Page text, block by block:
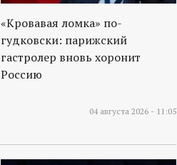
«Кровавая ломка» по-
гудковски: парижский
гастролер вновь хоронит
Россию
04 августа 2026 - 11:05